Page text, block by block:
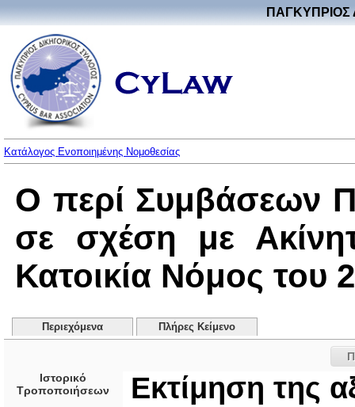
ΠΑΓΚΥΠΡΙΟΣ
Κατάλογος Ενοποιημένης Νομοθεσίας
Ο περί Συμβάσεων
σε σχέση με
Κατοικία Νόμος του
Περιεχόμενα Πλήρες Κείμενο
Ιστορικό
Τροποποιήσεων
Εκτίμηση της